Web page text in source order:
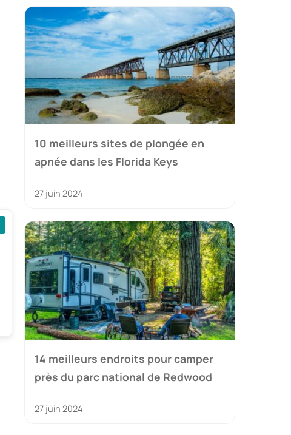
10 meilleurs sites de plongée en
apnée dans les Florida Keys
27 juin 2024
14 meilleurs endroits pour camper
près du parc national de Redwood
27 juin 2024